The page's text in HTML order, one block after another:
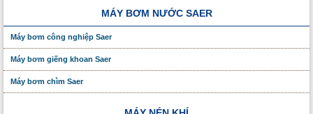
MÁY BƠM NƯỚC SAER
Máy bơm công nghiệp Saer
Máy bơm giếng khoan Saer
Máy bơm chìm Saer